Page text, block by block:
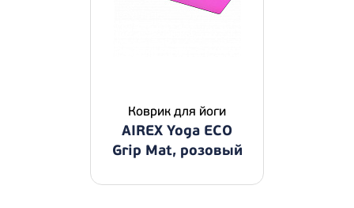
Коврик для йоги
AIREX Yoga ECO
Grip Mat, розовый